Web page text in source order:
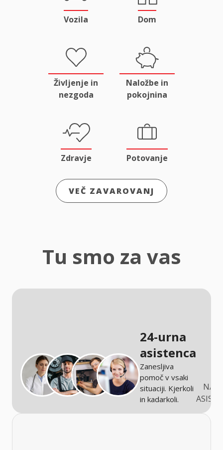
Vozila Dom
Življenje in
nezgoda
Naložbe in
pokojnina
Zdravje Potovanje
VEČ ZAVAROVANJ
Tu smo za vas
24-urna
asistenca
Zanesljiva
pomoč v vsaki
situaciji. Kjerkoli
in kadarkoli.